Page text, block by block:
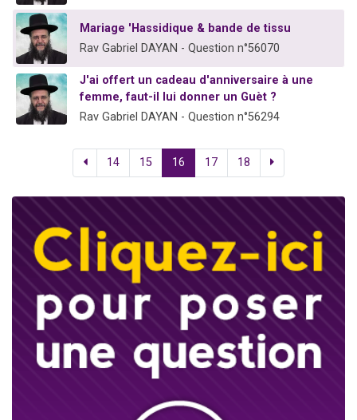
Mariage 'Hassidique & bande de tissu
Rav Gabriel DAYAN - Question n°56070
J'ai offert un cadeau d'anniversaire à une
femme, faut-il lui donner un Guèt ?
Rav Gabriel DAYAN - Question n°56294
14 15 16 17 18